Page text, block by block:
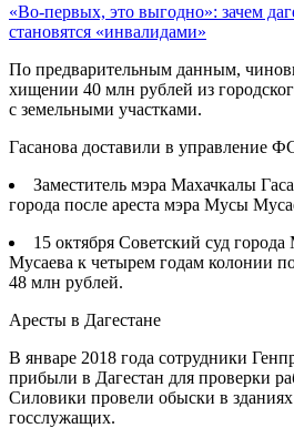
«Во-первых, это выгодно»: зачем
становятся «инвалидами»
По предварительным данным,
хищении 40 млн рублей из
с земельными участками.
Гасанова доставили в управление
Заместитель мэра Махачкалы
города после ареста мэра Мусы
15 октября Советский суд
Мусаева к четырем годам колонии
48 млн рублей.
Аресты в Дагестане
В январе 2018 года сотрудники
прибыли в Дагестан для проверки
Силовики провели обыски в
госслужащих.